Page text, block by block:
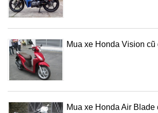
Mua xe Honda Vision cũ
Mua xe Honda Air Blade